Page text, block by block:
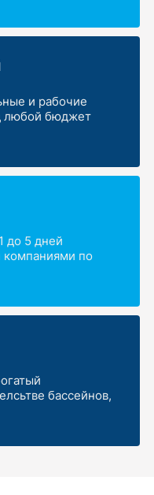
и рабочие
любой бюджет
до 5 дней
по
бассейнов,